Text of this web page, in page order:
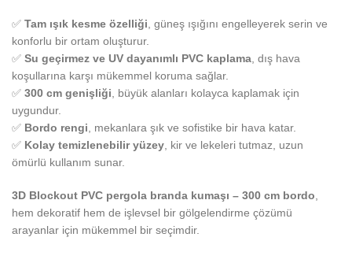
✅ Tam ışık kesme özelliği , güneş ışığını engelleyerek serin ve
konforlu bir ortam oluşturur.
✅ Su geçirmez ve UV dayanımlı PVC kaplama , dış hava
koşullarına karşı mükemmel koruma sağlar.
✅ 300 cm genişliği , büyük alanları kolayca kaplamak için
uygundur.
✅ Bordo rengi , mekanlara şık ve sofistike bir hava katar.
✅ Kolay temizlenebilir yüzey , kir ve lekeleri tutmaz, uzun
ömürlü kullanım sunar.
3D Blockout PVC pergola branda kumaşı – 300 cm bordo
hem dekoratif hem de işlevsel bir gölgelendirme çözümü
arayanlar için mükemmel bir seçimdir.